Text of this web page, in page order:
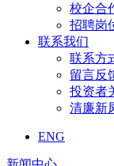
校企合
招聘岗
联系我们
联系方
留言反
投资者
清廉新
ENG